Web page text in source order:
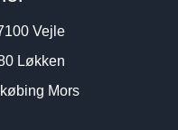
Vejle
Løkken
Mors